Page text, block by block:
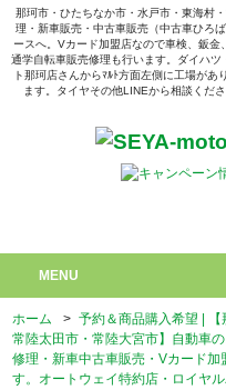
那珂市・ひたちなか市・水戸市・東海村
理・新車販売・中古車販売（中古車ひろ
ースへ。Vカード加盟店なので車検、鈑
通学自転車販売修理も行います。ダイハ
ト那珂店さんからﾏﾙﾄ方面左側に工場が
ます。タイヤその他LINEから相談くだ
MENU
ホーム > 予約＆商品購入希望 | 【
常陸太田市・常陸大宮市】自動車
修理・新車中古車販売・Vカード
す。オートウェイ特約店・ロイヤ